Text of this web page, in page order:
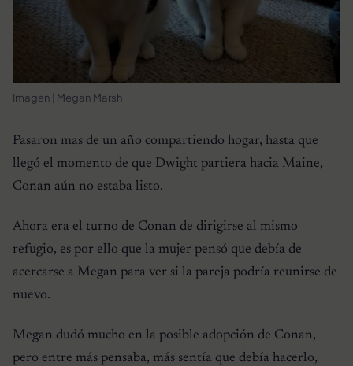
Imagen | Megan Marsh
Pasaron mas de un año compartiendo hogar, hasta que
llegó el momento de que Dwight partiera hacia Maine,
Conan aún no estaba listo.
Ahora era el turno de Conan de dirigirse al mismo
refugio, es por ello que la mujer pensó que debía de
acercarse a Megan para ver si la pareja podría reunirse de
nuevo.
Megan dudó mucho en la posible adopción de Conan,
pero entre más pensaba, más sentía que debía hacerlo,